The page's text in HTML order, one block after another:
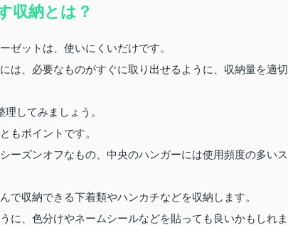
収納とは？
ゼットは、使いにくいだけです。
は、必要なものがすぐに取り出せるように、収納量を適切
してみましょう。
もポイントです。
ーズンオフなもの、中央のハンガーには使用頻度の多いス
で収納できる下着類やハンカチなどを収納します。
に、色分けやネームシールなどを貼っても良いかもしれま